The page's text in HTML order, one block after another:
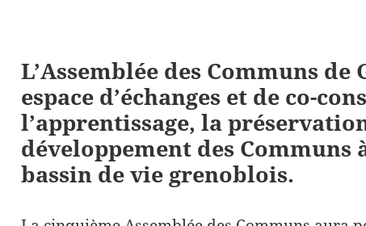
L’Assemblée des Communs
espace d’échanges et de co-
l’apprentissage, la
développement des Communs
bassin de vie grenoblois.